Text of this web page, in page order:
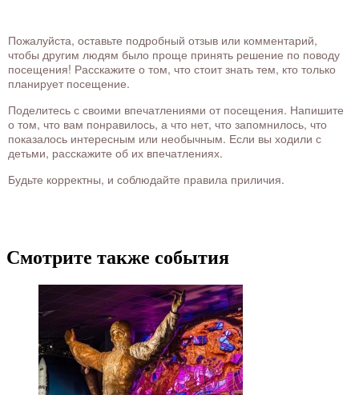
Пожалуйста, оставьте подробный отзыв или комментарий,
чтобы другим людям было проще принять решение по поводу
посещения! Расскажите о том, что стоит знать тем, кто только
планирует посещение.
Поделитесь с своими впечатлениями от посещения. Напишите
о том, что вам понравилось, а что нет, что запомнилось, что
показалось интересным или необычным. Если вы ходили с
детьми, расскажите об их впечатлениях.
Будьте корректны, и соблюдайте правила приличия.
Смотрите также события